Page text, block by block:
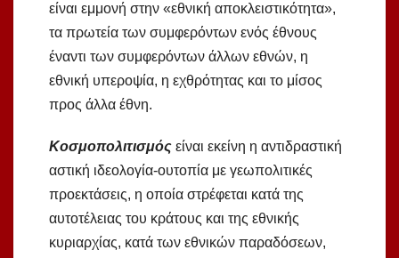
είναι εμμονή στην «εθνική αποκλειστικότητα»,
τα πρωτεία των συμφερόντων ενός έθνους
έναντι των συμφερόντων άλλων εθνών, η
εθνική υπεροψία, η εχθρότητας και το μίσος
προς άλλα έθνη.
Κοσμοπολιτισμός είναι εκείνη η αντιδραστική
αστική ιδεολογία-ουτοπία με γεωπολιτικές
προεκτάσεις, η οποία στρέφεται κατά της
αυτοτέλειας του κράτους και της εθνικής
κυριαρχίας, κατά των εθνικών παραδόσεων,